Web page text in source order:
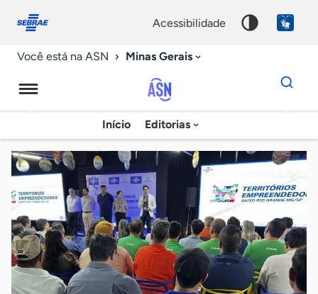
conosco
acessibilidade
Você está na ASN Minas Gerais
Agência
Sebrae
de
Notícias
Início Editorias
Dados
para
chave